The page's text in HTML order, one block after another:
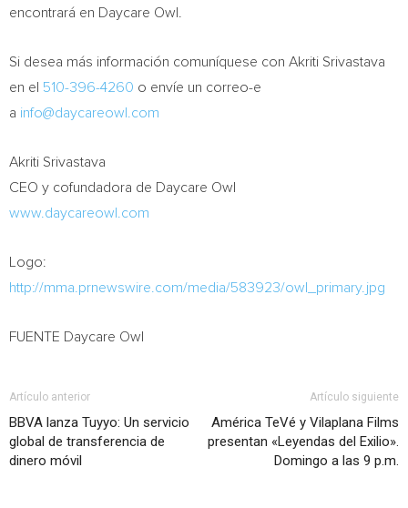
encontrará en Daycare Owl.
Si desea más información comuníquese con Akriti Srivastava
en el 510-396-4260 o envíe un correo-e
a info@daycareowl.com
Akriti Srivastava
CEO y cofundadora de Daycare Owl
www.daycareowl.com
Logo:
http://mma.prnewswire.com/media/583923/owl_primary.jpg
FUENTE Daycare Owl
Artículo anterior
BBVA lanza Tuyyo: Un servicio
global de transferencia de
dinero móvil
Artículo siguiente
América TeVé y Vilaplana Films
presentan «Leyendas del Exilio».
Domingo a las 9 p.m.